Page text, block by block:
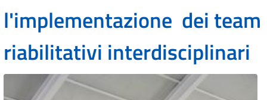
l'implementazione dei team
riabilitativi interdisciplinari